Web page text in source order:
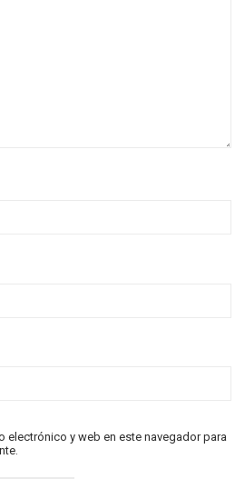
electrónico y web en este navegador para